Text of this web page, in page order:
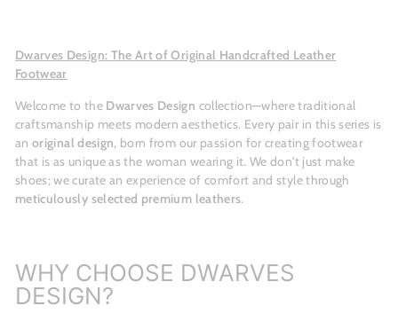
Dwarves Design: The Art of Original Handcrafted Leather
Footwear
Welcome to the Dwarves Design collection—where traditional
craftsmanship meets modern aesthetics. Every pair in this series is
anoriginal design, born from our passion for creating footwear
that is as unique as the woman wearing it. We don't just make
shoes; we curate an experience of comfort and style through
meticulously selected premium leathers.
WHY CHOOSE DWARVES
DESIGN?